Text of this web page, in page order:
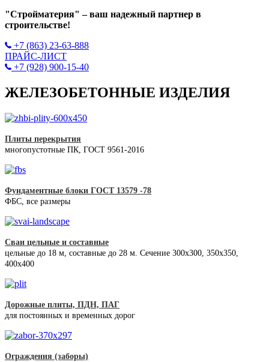
"Стройматерия" – ваш надежный партнер в
строительстве!
+7 (863) 23-63-888
ПРАЙС-ЛИСТ
+7 (928) 900-15-40
ЖЕЛЕЗОБЕТОННЫЕ ИЗДЕЛИЯ
Плиты перекрытия
многопустотные ПК, ГОСТ 9561-2016
Фундаментные блоки ГОСТ 13579 -78
ФБС, все размеры
Сваи цельные и составные
цельные до 18 м, составные до 28 м. Сечение 300x300, 350x350,
400х400
Дорожные плиты, ПДН, ПАГ
для постоянных и временных дорог
Ограждения (заборы)